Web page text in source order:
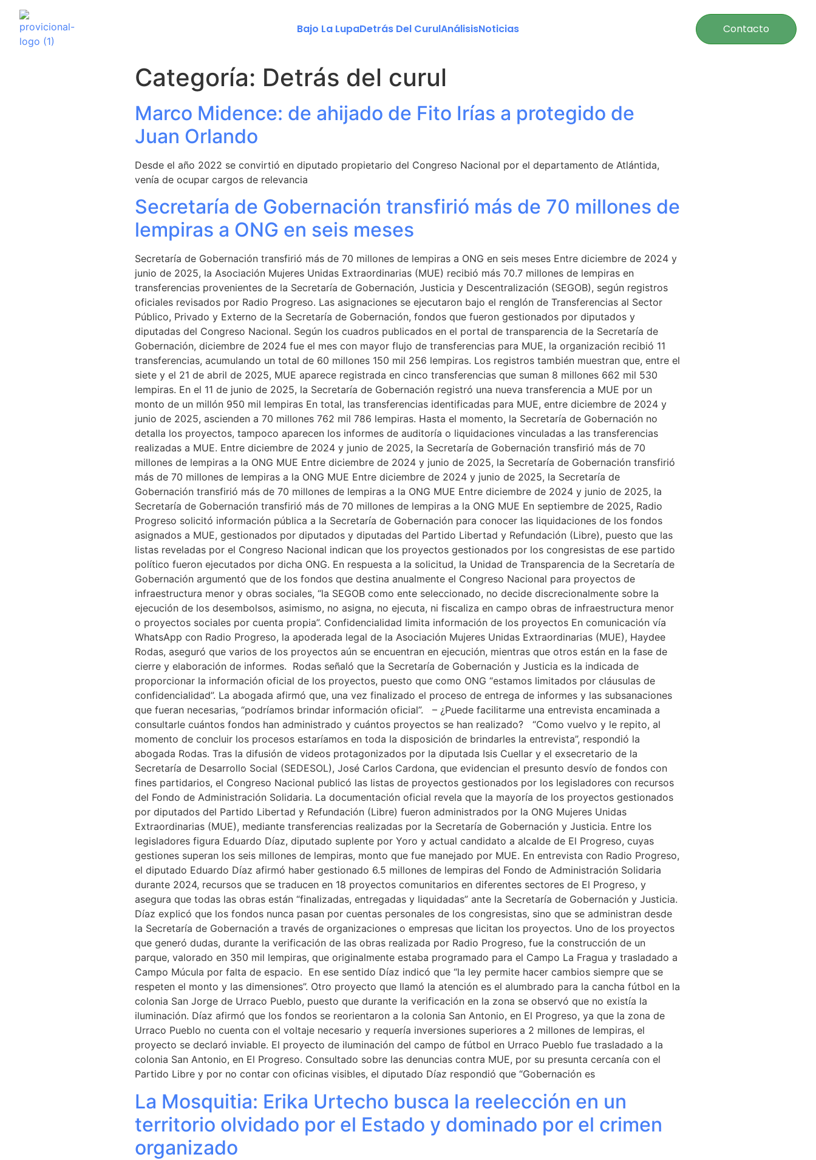
Bajo La LupaDetrás Del CurulAnálisisNoticias Contacto
Categoría: Detrás del curul
Marco Midence: de ahijado de Fito Irías a protegido de
Juan Orlando
Desde el año 2022 se convirtió en diputado propietario del Congreso Nacional por el departamento de Atlántida,
venía de ocupar cargos de relevancia
Secretaría de Gobernación transfirió más de 70 millones de
lempiras a ONG en seis meses
Secretaría de Gobernación transfirió más de 70 millones de lempiras a ONG en seis meses Entre diciembre de 2024 y
junio de 2025, la Asociación Mujeres Unidas Extraordinarias (MUE) recibió más 70.7 millones de lempiras en
transferencias provenientes de la Secretaría de Gobernación, Justicia y Descentralización (SEGOB), según registros
oficiales revisados por Radio Progreso. Las asignaciones se ejecutaron bajo el renglón de Transferencias al Sector
Público, Privado y Externo de la Secretaría de Gobernación, fondos que fueron gestionados por diputados y
diputadas del Congreso Nacional. Según los cuadros publicados en el portal de transparencia de la Secretaría de
Gobernación, diciembre de 2024 fue el mes con mayor flujo de transferencias para MUE, la organización recibió 11
transferencias, acumulando un total de 60 millones 150 mil 256 lempiras. Los registros también muestran que, entre el
siete y el 21 de abril de 2025, MUE aparece registrada en cinco transferencias que suman 8 millones 662 mil 530
lempiras. En el 11 de junio de 2025, la Secretaría de Gobernación registró una nueva transferencia a MUE por un
monto de un millón 950 mil lempiras En total, las transferencias identificadas para MUE, entre diciembre de 2024 y
junio de 2025, ascienden a 70 millones 762 mil 786 lempiras. Hasta el momento, la Secretaría de Gobernación no
detalla los proyectos, tampoco aparecen los informes de auditoría o liquidaciones vinculadas a las transferencias
realizadas a MUE. Entre diciembre de 2024 y junio de 2025, la Secretaría de Gobernación transfirió más de 70
millones de lempiras a la ONG MUE Entre diciembre de 2024 y junio de 2025, la Secretaría de Gobernación transfirió
más de 70 millones de lempiras a la ONG MUE Entre diciembre de 2024 y junio de 2025, la Secretaría de
Gobernación transfirió más de 70 millones de lempiras a la ONG MUE Entre diciembre de 2024 y junio de 2025, la
Secretaría de Gobernación transfirió más de 70 millones de lempiras a la ONG MUE En septiembre de 2025, Radio
Progreso solicitó información pública a la Secretaría de Gobernación para conocer las liquidaciones de los fondos
asignados a MUE, gestionados por diputados y diputadas del Partido Libertad y Refundación (Libre), puesto que las
listas reveladas por el Congreso Nacional indican que los proyectos gestionados por los congresistas de ese partido
político fueron ejecutados por dicha ONG. En respuesta a la solicitud, la Unidad de Transparencia de la Secretaría de
Gobernación argumentó que de los fondos que destina anualmente el Congreso Nacional para proyectos de
infraestructura menor y obras sociales, “la SEGOB como ente seleccionado, no decide discrecionalmente sobre la
ejecución de los desembolsos, asimismo, no asigna, no ejecuta, ni fiscaliza en campo obras de infraestructura menor
o proyectos sociales por cuenta propia”. Confidencialidad limita información de los proyectos En comunicación vía
WhatsApp con Radio Progreso, la apoderada legal de la Asociación Mujeres Unidas Extraordinarias (MUE), Haydee
Rodas, aseguró que varios de los proyectos aún se encuentran en ejecución, mientras que otros están en la fase de
cierre y elaboración de informes. Rodas señaló que la Secretaría de Gobernación y Justicia es la indicada de
proporcionar la información oficial de los proyectos, puesto que como ONG “estamos limitados por cláusulas de
confidencialidad”. La abogada afirmó que, una vez finalizado el proceso de entrega de informes y las subsanaciones
que fueran necesarias, “podríamos brindar información oficial”. – ¿Puede facilitarme una entrevista encaminada a
consultarle cuántos fondos han administrado y cuántos proyectos se han realizado? “Como vuelvo y le repito, al
momento de concluir los procesos estaríamos en toda la disposición de brindarles la entrevista”, respondió la
abogada Rodas. Tras la difusión de videos protagonizados por la diputada Isis Cuellar y el exsecretario de la
Secretaría de Desarrollo Social (SEDESOL), José Carlos Cardona, que evidencian el presunto desvío de fondos con
fines partidarios, el Congreso Nacional publicó las listas de proyectos gestionados por los legisladores con recursos
del Fondo de Administración Solidaria. La documentación oficial revela que la mayoría de los proyectos gestionados
por diputados del Partido Libertad y Refundación (Libre) fueron administrados por la ONG Mujeres Unidas
Extraordinarias (MUE), mediante transferencias realizadas por la Secretaría de Gobernación y Justicia. Entre los
legisladores figura Eduardo Díaz, diputado suplente por Yoro y actual candidato a alcalde de El Progreso, cuyas
gestiones superan los seis millones de lempiras, monto que fue manejado por MUE. En entrevista con Radio Progreso,
el diputado Eduardo Díaz afirmó haber gestionado 6.5 millones de lempiras del Fondo de Administración Solidaria
durante 2024, recursos que se traducen en 18 proyectos comunitarios en diferentes sectores de El Progreso, y
asegura que todas las obras están “finalizadas, entregadas y liquidadas” ante la Secretaría de Gobernación y Justicia.
Díaz explicó que los fondos nunca pasan por cuentas personales de los congresistas, sino que se administran desde
la Secretaría de Gobernación a través de organizaciones o empresas que licitan los proyectos. Uno de los proyectos
que generó dudas, durante la verificación de las obras realizada por Radio Progreso, fue la construcción de un
parque, valorado en 350 mil lempiras, que originalmente estaba programado para el Campo La Fragua y trasladado a
Campo Múcula por falta de espacio. En ese sentido Díaz indicó que “la ley permite hacer cambios siempre que se
respeten el monto y las dimensiones”. Otro proyecto que llamó la atención es el alumbrado para la cancha fútbol en la
colonia San Jorge de Urraco Pueblo, puesto que durante la verificación en la zona se observó que no existía la
iluminación. Díaz afirmó que los fondos se reorientaron a la colonia San Antonio, en El Progreso, ya que la zona de
Urraco Pueblo no cuenta con el voltaje necesario y requería inversiones superiores a 2 millones de lempiras, el
proyecto se declaró inviable. El proyecto de iluminación del campo de fútbol en Urraco Pueblo fue trasladado a la
colonia San Antonio, en El Progreso. Consultado sobre las denuncias contra MUE, por su presunta cercanía con el
Partido Libre y por no contar con oficinas visibles, el diputado Díaz respondió que “Gobernación es
La Mosquitia: Erika Urtecho busca la reelección en un
territorio olvidado por el Estado y dominado por el crimen
organizado